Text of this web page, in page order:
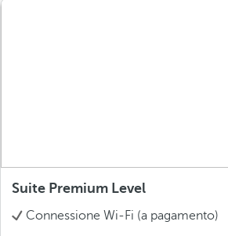
Suite Premium Level
Connessione Wi-Fi (a pagamento)